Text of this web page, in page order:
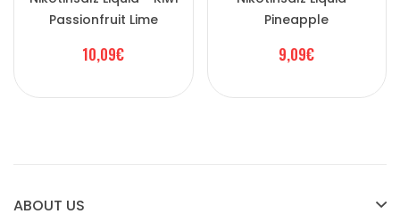
Passionfruit Lime
10,09€
Pineapple
9,09€
ABOUT US